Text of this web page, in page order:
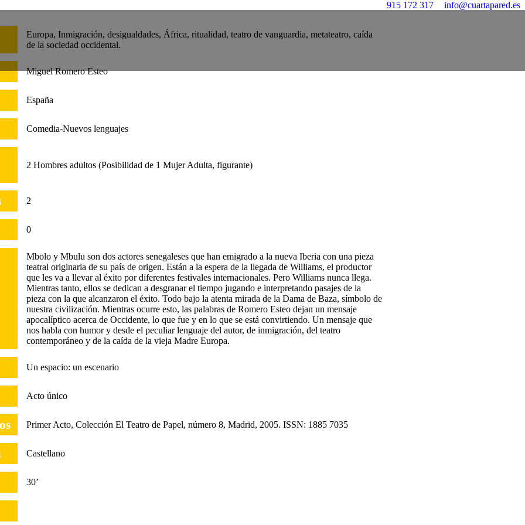
915 172 317 info@cuartapared.es
Europa, Inmigración, desigualdades, África, ritualidad, teatro de vanguardia, metateatro, caída
de la sociedad occidental.
Miguel Romero Esteo
España
Comedia-Nuevos lenguajes
2 Hombres adultos (Posibilidad de 1 Mujer Adulta, figurante)
2
0
Mbolo y Mbulu son dos actores senegaleses que han emigrado a la nueva Iberia con una pieza
teatral originaria de su país de origen. Están a la espera de la llegada de Williams, el productor
que les va a llevar al éxito por diferentes festivales internacionales. Pero Williams nunca llega.
Mientras tanto, ellos se dedican a desgranar el tiempo jugando e interpretando pasajes de la
pieza con la que alcanzaron el éxito. Todo bajo la atenta mirada de la Dama de Baza, símbolo de
nuestra civilización. Mientras ocurre esto, las palabras de Romero Esteo dejan un mensaje
apocalíptico acerca de Occidente, lo que fue y en lo que se está convirtiendo. Un mensaje que
nos habla con humor y desde el peculiar lenguaje del autor, de inmigración, del teatro
contemporáneo y de la caída de la vieja Madre Europa.
Un espacio: un escenario
Acto único
Primer Acto, Colección El Teatro de Papel, número 8, Madrid, 2005. ISSN: 1885 7035
Castellano
30’